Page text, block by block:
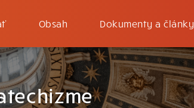
Obsah Dokumenty a články